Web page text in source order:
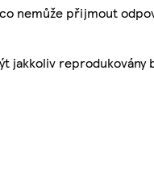
nemůže přijmout
jakkoliv